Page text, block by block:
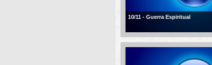
10/11 - Guerra Espiritual